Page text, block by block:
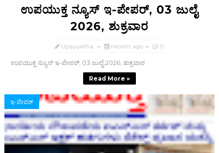
ಉಪಯುಕ್ತ ನ್ಯೂಸ್ ಇ-ಪೇಪರ್, 03 ಜುಲೈ
2026, ಶುಕ್ರವಾರ
Upayuktha month ago 0
ಉಪಯುಕ್ತ ನ್ಯೂಸ್ ಇ-ಪೇಪರ್, 03 ಜುಲೈ 2026, ಶುಕ್ರವಾರ
Read More »
ಇ-ಪೇಪರ್‌